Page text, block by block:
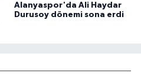
Alanyaspor'da Ali Haydar
Durusoy dönemi sona erdi